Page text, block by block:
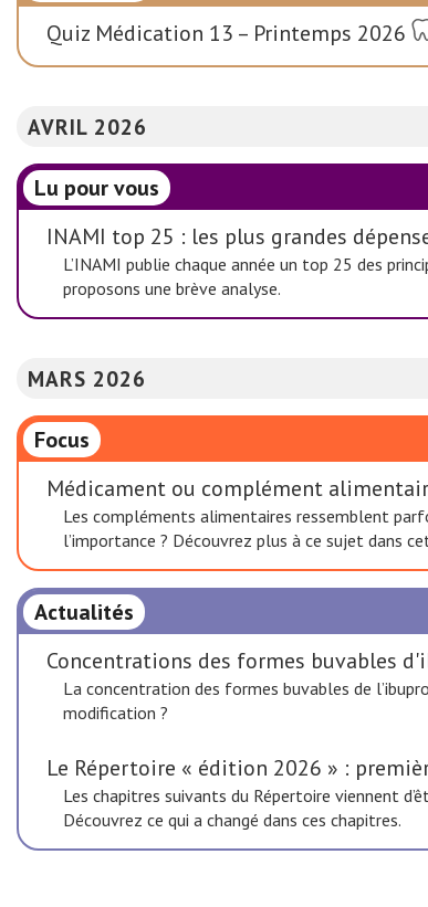
Quiz Médication 13 – Printemps 2026
AVRIL 2026
Lu pour vous
INAMI top 25 : les plus grandes
L’INAMI publie chaque année un top 25 des
proposons une brève analyse.
MARS 2026
Focus
Médicament ou complément
Les compléments alimentaires ressemblent
l’importance ? Découvrez plus à ce sujet dans
Actualités
Concentrations des formes buvables
La concentration des formes buvables de
modification ?
Le Répertoire « édition 2026 » :
Les chapitres suivants du Répertoire viennent
Découvrez ce qui a changé dans ces chapitres.